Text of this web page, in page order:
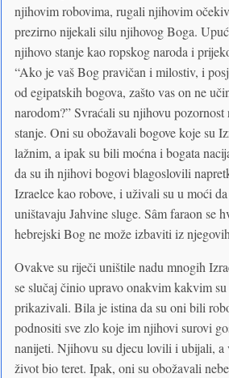
njihovim robovima, rugali njihovim
prezirno nijekali silu njihovog Boga.
njihovo stanje kao ropskog naroda i
“Ako je vaš Bog pravičan i milostiv, i
od egipatskih bogova, zašto vas on ne
narodom?” Svraćali su njihovu pozornost
stanje. Oni su obožavali bogove koje su
lažnim, a ipak su bili moćna i bogata
da su ih njihovi bogovi blagoslovili
Izraelce kao robove, i uživali su u moći
uništavaju Jahvine sluge. Sâm faraon se
hebrejski Bog ne može izbaviti iz
Ovakve su riječi uništile nadu mnogih
se slučaj činio upravo onakvim kakvim
prikazivali. Bila je istina da su oni bili
podnositi sve zlo koje im njihovi surovi
nanijeti. Njihovu su djecu lovili i ubijali, a
život bio teret. Ipak, oni su obožavali